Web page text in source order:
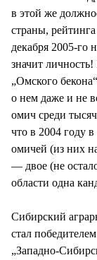
в этой же
страны,
декабря 2005-го
значит
„Омского
о нем даже и не
омич среди
что в 2004 году
омичей (из них
— двое (не
области одна
Сибирский
стал
„Западно-